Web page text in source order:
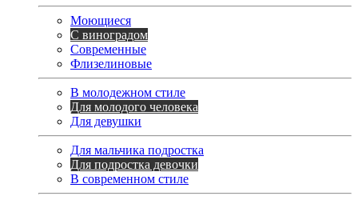
Моющиеся
С виноградом
Современные
Флизелиновые
В молодежном стиле
Для молодого человека
Для девушки
Для мальчика подростка
Для подростка девочки
В современном стиле